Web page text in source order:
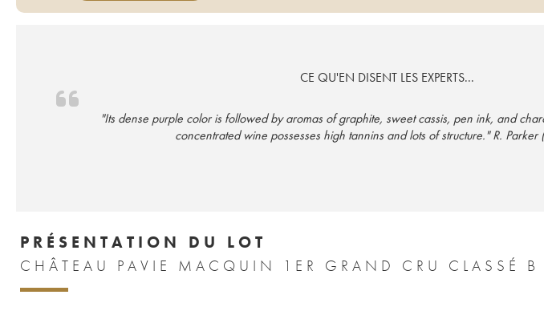
CE QU'EN DISENT LES EXPERTS...
"Its dense purple color is followed by aromas of graphite, sweet cassis, pen ink, and
concentrated wine possesses high tannins and lots of structure." R.
PRÉSENTATION DU LOT